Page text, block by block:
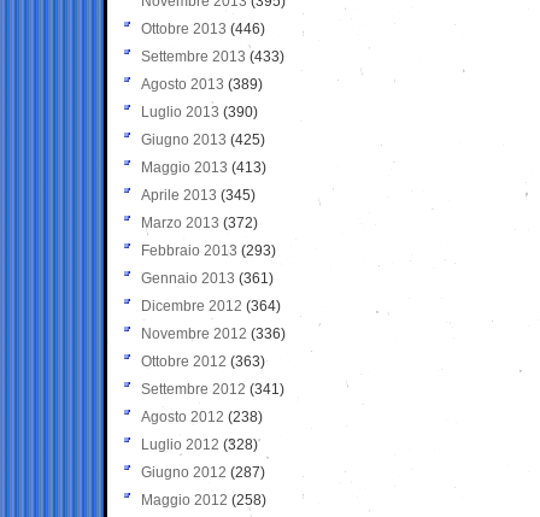
Ottobre 2013 (446)
Settembre 2013 (433)
Agosto 2013 (389)
Luglio 2013 (390)
Giugno 2013 (425)
Maggio 2013 (413)
Aprile 2013 (345)
Marzo 2013 (372)
Febbraio 2013 (293)
Gennaio 2013 (361)
Dicembre 2012 (364)
Novembre 2012 (336)
Ottobre 2012 (363)
Settembre 2012 (341)
Agosto 2012 (238)
Luglio 2012 (328)
Giugno 2012 (287)
Maggio 2012 (258)